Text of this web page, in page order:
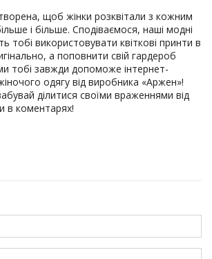
щоб жінки розквітали з кожним
і більше. Сподіваємося, наші модні
тобі використовувати квіткові принти в
а поповнити свій гардероб
тобі завжди допоможе інтернет-
одягу від виробника «Аржен»!
ділитися своїми враженнями від
в коментарях!